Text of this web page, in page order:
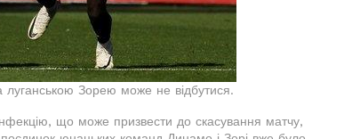
Зорею може не відбутися.
інфекцію, що може призвести до скасування матчу,